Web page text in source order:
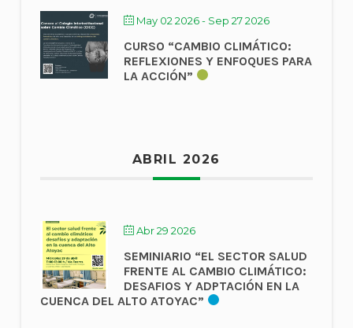
May 02 2026- Sep 27 2026
CURSO “CAMBIO CLIMÁTICO:
REFLEXIONES Y ENFOQUES PARA
LA ACCIÓN”
ABRIL 2026
Abr 29 2026
SEMINIARIO “EL SECTOR SALUD
FRENTE AL CAMBIO CLIMÁTICO:
DESAFIOS Y ADPTACIÓN EN LA
CUENCA DEL ALTO ATOYAC”